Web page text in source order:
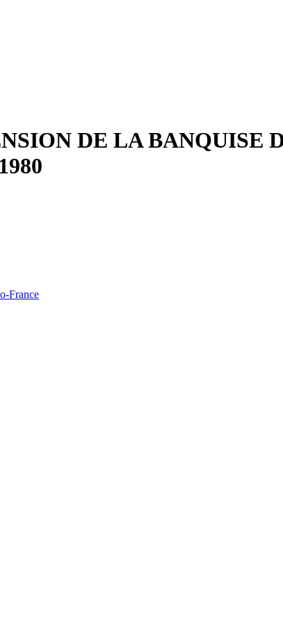
DE LA BANQUISE
France